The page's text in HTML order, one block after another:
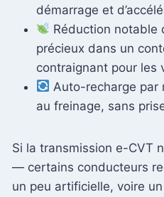
démarrage et
Réduction notable
précieux dans un
contraignant pour les
Auto-recharge par
au freinage, sans
Si la transmission e-CVT
— certains conducteurs
un peu artificielle, voire